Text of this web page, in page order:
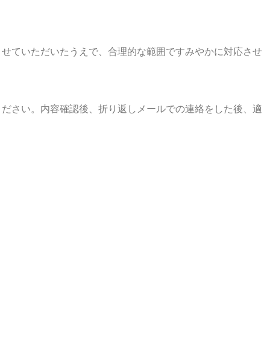
ていただいたうえで、合理的な範囲ですみやかに対応させ
さい。内容確認後、折り返しメールでの連絡をした後、適